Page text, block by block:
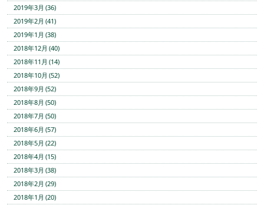
2019年3月 (36)
2019年2月 (41)
2019年1月 (38)
2018年12月 (40)
2018年11月 (14)
2018年10月 (52)
2018年9月 (52)
2018年8月 (50)
2018年7月 (50)
2018年6月 (57)
2018年5月 (22)
2018年4月 (15)
2018年3月 (38)
2018年2月 (29)
2018年1月 (20)